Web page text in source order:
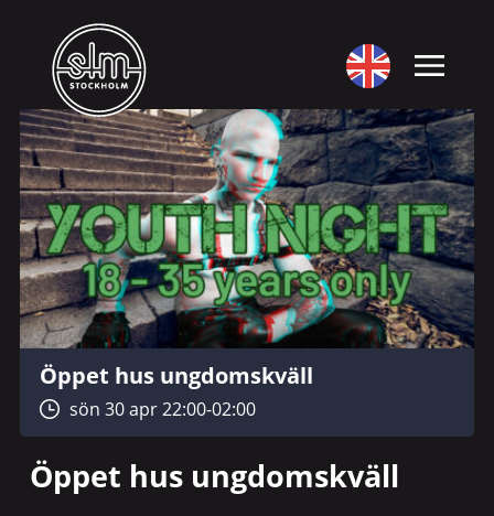
Öppet hus ungdomskväll
sön 30 apr 22:00-02:00
Öppet hus ungdomskväll